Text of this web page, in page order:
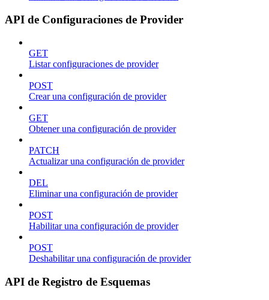
API de Configuraciones de Provider
GET
Listar configuraciones de provider
POST
Crear una configuración de provider
GET
Obtener una configuración de provider
PATCH
Actualizar una configuración de provider
DEL
Eliminar una configuración de provider
POST
Habilitar una configuración de provider
POST
Deshabilitar una configuración de provider
API de Registro de Esquemas